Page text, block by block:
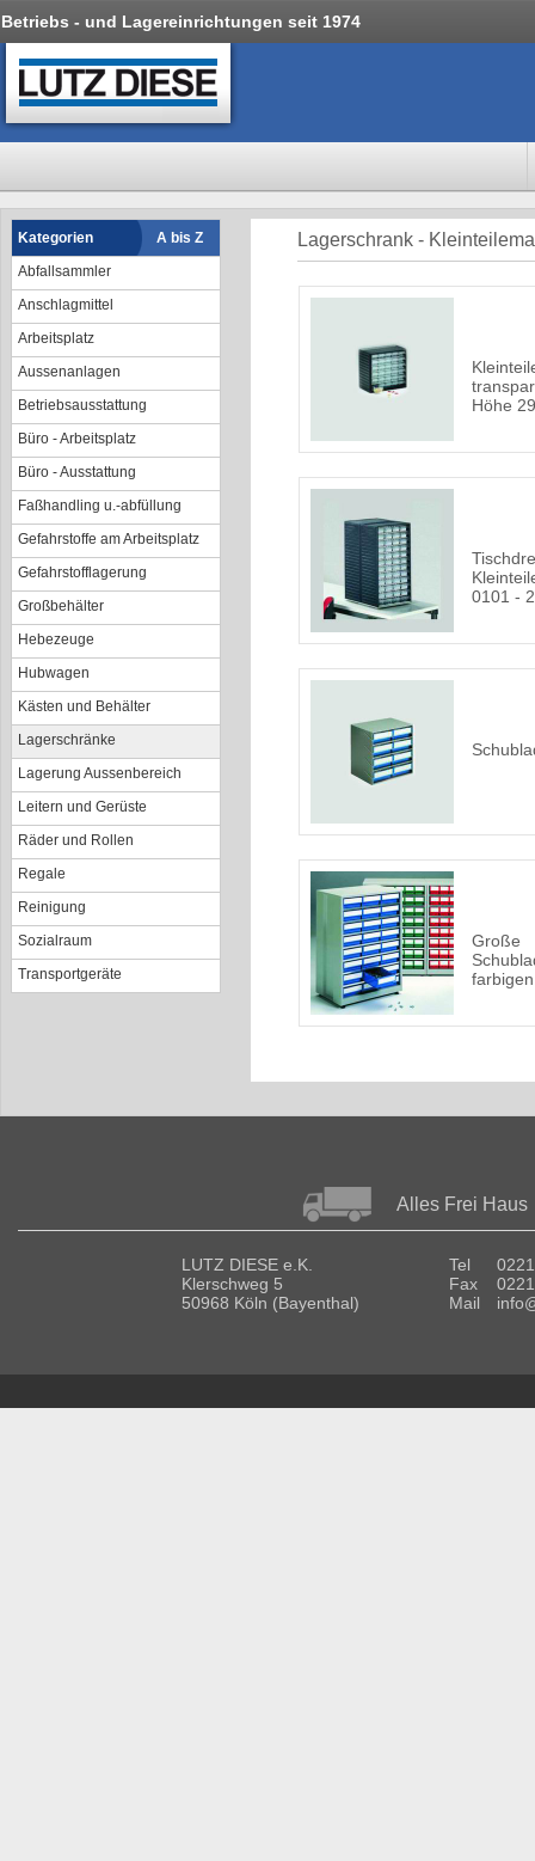
Betriebs - und Lagereinrichtungen seit 1974
Kategorien
A bis Z
Abfallsammler
Anschlagmittel
Arbeitsplatz
Aussenanlagen
Betriebsausstattung
Büro - Arbeitsplatz
Büro - Ausstattung
Faßhandling u.-abfüllung
Gefahrstoffe am Arbeitsplatz
Gefahrstofflagerung
Großbehälter
Hebezeuge
Hubwagen
Kästen und Behälter
Lagerschränke
Lagerung Aussenbereich
Leitern und Gerüste
Räder und Rollen
Regale
Reinigung
Sozialraum
Transportgeräte
Lagerschrank -
Höhe
0101 -
Große
Alles Frei Haus
LUTZ DIESE e.K.
Klerschweg 5
50968 Köln (Bayenthal)
Tel
Fax
Mail